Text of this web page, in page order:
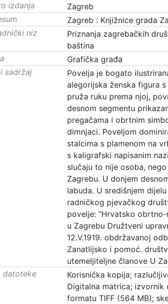
izdanja
Zagreb
Zagreb : Knjižnice grada
niz
Priznanja zagrebačkih
baština
Grafička građa
sadržaj
Povelja je bogato
alegorijska ženska figura
pruža ruku prema njoj,
desnom segmentu
pregačama i obrtnim
dimnjaci. Poveljom
stalcima s plamenom na
s kaligrafski napisanim
slučaju to nije osoba,
Zagrebu. U donjem
labuda. U središnjem
radničkog pjevačkog
povelje: "Hrvatsko
u Zagrebu Družtveni
12.V.1919. obdržavanoj
Zanatlijsko i pomoć.
utemeljiteljne članove U
datoteke
Korisnička kopija;
Digitalna matrica;
formatu TIFF (564 MB);